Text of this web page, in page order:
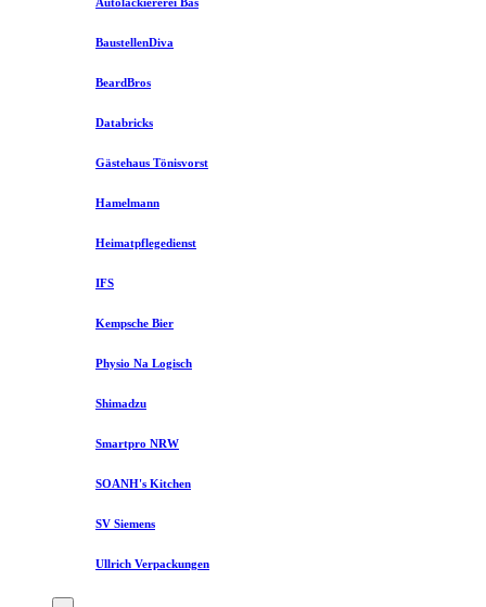
BaustellenDiva
BeardBros
Databricks
Gästehaus Tönisvorst
Hamelmann
Heimatpflegedienst
IFS
Kempsche Bier
Physio Na Logisch
Shimadzu
Smartpro NRW
SOANH's Kitchen
SV Siemens
Ullrich Verpackungen